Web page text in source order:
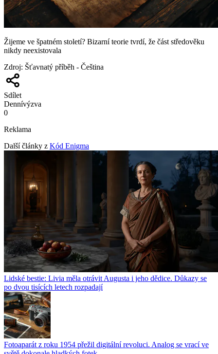
Žijeme ve špatném století? Bizarní teorie tvrdí, že část středověku
nikdy neexistovala
Zdroj: Šťavnatý příběh - Čeština
Sdílet
Dennívýzva
0
Reklama
Další články z Kód Enigma
Lidské bestie: Livia měla otrávit Augusta i jeho dědice. Důkazy se
po dvou tisících letech rozpadají
Fotoaparát z roku 1954 přežil digitální revoluci. Analog se vrací ve